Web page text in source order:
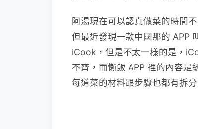
阿湯現在可以認真做菜的時間
但最近發現一款中國那的 APP
iCook，但是不太一樣的是，
不齊，而懶飯 APP 裡的內容是
每道菜的材料跟步驟也都有拆